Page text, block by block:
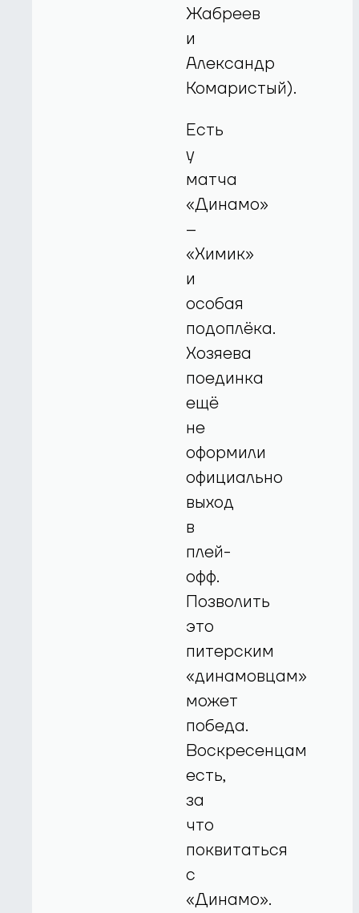
Жабреев
и
Александр
Комаристый).
Есть
у
матча
«Динамо»
–
«Химик»
и
особая
подоплёка.
Хозяева
поединка
ещё
не
оформили
официально
выход
в
плей-
офф.
Позволить
это
питерским
«динамовцам»
может
победа.
Воскресенцам
есть,
за
что
поквитаться
с
«Динамо».